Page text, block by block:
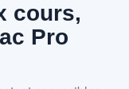
cours,
Pro